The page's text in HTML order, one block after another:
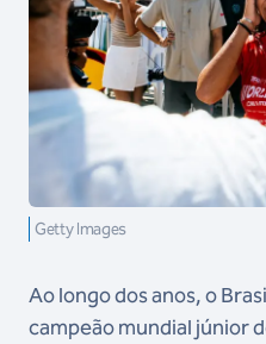
Getty Images
Ao longo dos anos, o
campeão mundial júnior